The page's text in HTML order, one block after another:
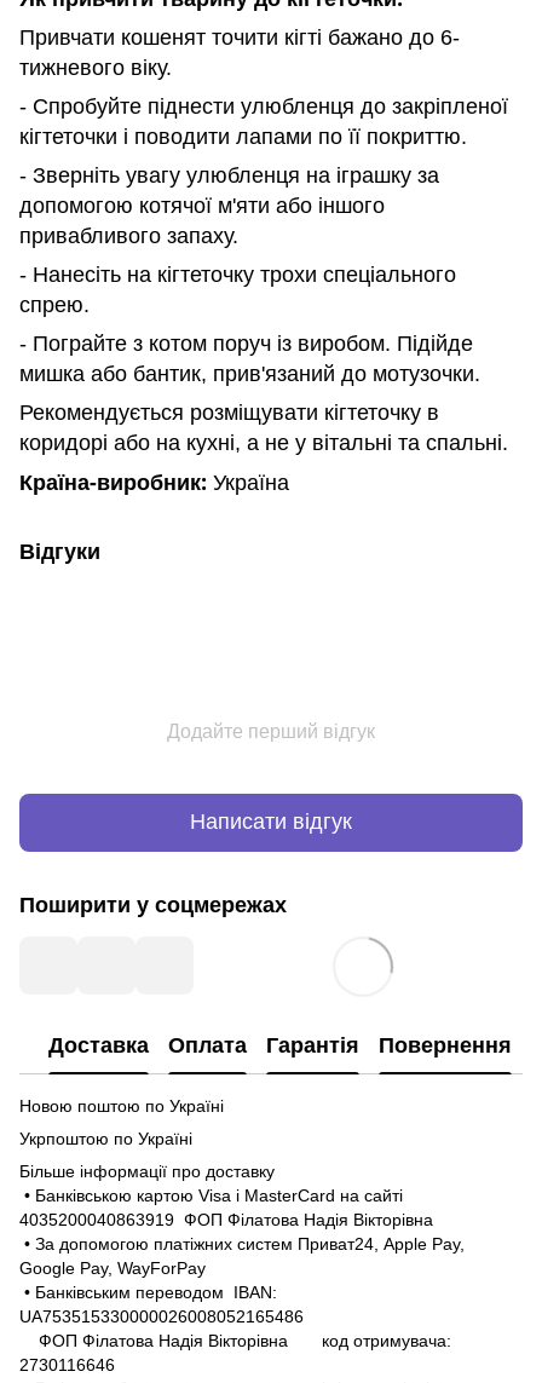
Привчати кошенят точити кігті бажано до 6-
тижневого віку.
- Спробуйте піднести улюбленця до закріпленої
кігтеточки і поводити лапами по її покриттю.
- Зверніть увагу улюбленця на іграшку за
допомогою котячої м'яти або іншого
привабливого запаху.
- Нанесіть на кігтеточку трохи спеціального
спрею.
- Пограйте з котом поруч із виробом. Підійде
мишка або бантик, прив'язаний до мотузочки.
Рекомендується розміщувати кігтеточку в
коридорі або на кухні, а не у вітальні та спальні.
Країна-виробник: Україна
Відгуки
Додайте перший відгук
Написати відгук
Поширити у соцмережах
Доставка Оплата Гарантія Повернення
Новою поштою по Україні
Укрпоштою по Україні
Більше інформації про доставку
• Банківською картою Visa і MasterCard на сайті
4035200040863919 ФОП Філатова Надія Вікторівна
• За допомогою платіжних систем Приват24, Apple Pay,
Google Pay, WayForPay
• Банківським переводом IBAN:
UA753515330000026008052165486
ФОП Філатова Надія Вікторівна код отримувача:
2730116646